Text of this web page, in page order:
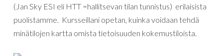
(Jan Sky ESI eli HTT =hallitsevan tilan tunnistus) erilaisista
puolistamme. Kursseillani opetan, kuinka voidaan tehdä
minätilojen kartta omista tietoisuuden kokemustiloista.